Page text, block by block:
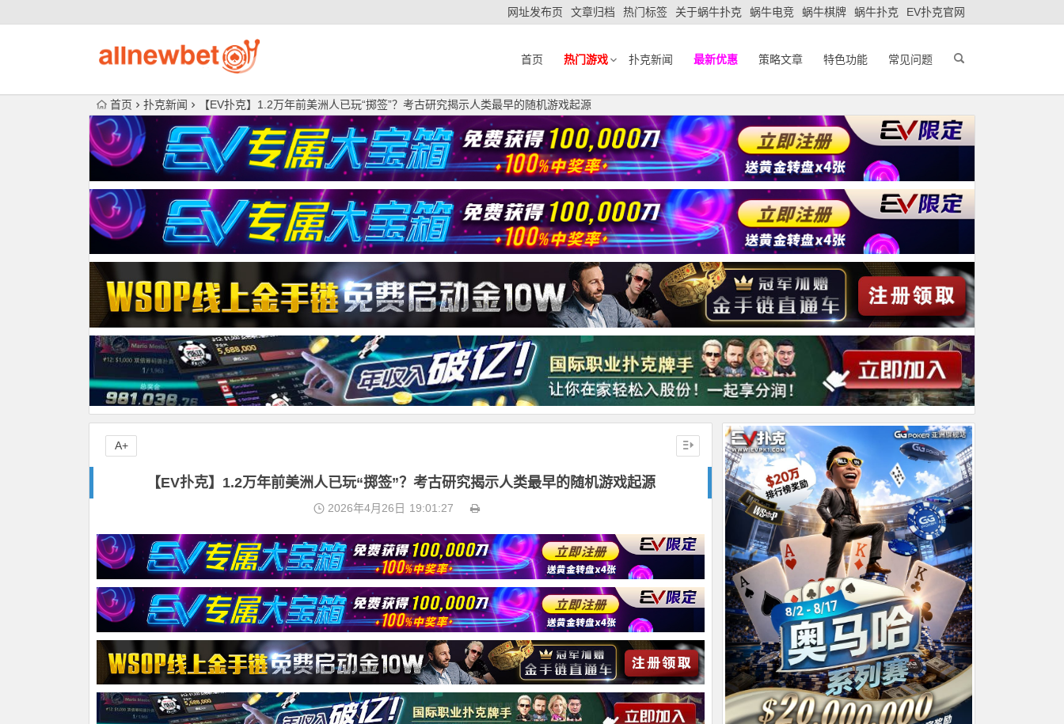
网址发布页 文章归档 热门标签 关于蜗牛扑克 蜗牛电竞 蜗牛棋牌 蜗牛扑克 EV扑克官网
首页 热门游戏 扑克新闻 最新优惠 策略文章 特色功能 常见问题
首页 扑克新闻 【EV扑克】1.2万年前美洲人已玩“掷签”？考古研究揭示人类最早的随机游戏起源
【EV扑克】1.2万年前美洲人已玩“掷签”？考古研究揭示人类最早的随机游戏起源
2026年4月26日 19:01:27
A+